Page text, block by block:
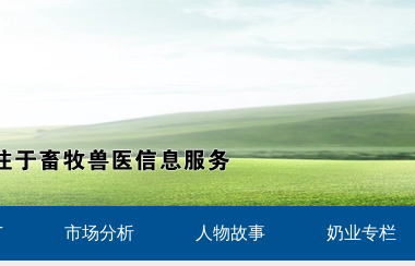
市场分析 人物故事 奶业专栏